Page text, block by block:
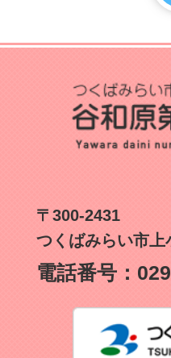
〒300-2431
つくばみらい市上
電話番号：